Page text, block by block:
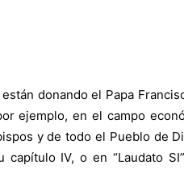
donando el Papa
ejemplo, en el campo
y de todo el Pueblo de
capítulo IV, o en “Laudato